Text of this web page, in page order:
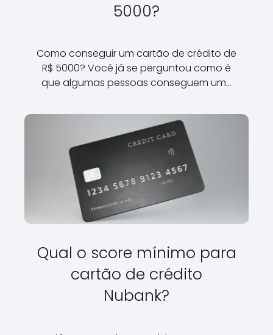
5000?
Como conseguir um cartão de crédito de
R$ 5000? Você já se perguntou como é
que algumas pessoas conseguem um…
Qual o score mínimo para
cartão de crédito
Nubank?